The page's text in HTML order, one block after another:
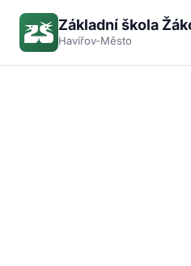
Základní škola
Havířov-Město